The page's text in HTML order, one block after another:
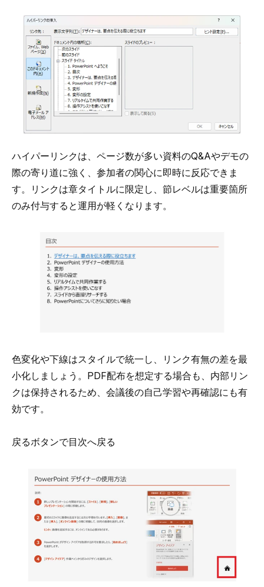
ハイパーリンクは、ページ数が多い資料のQ&Aやデモの
際の寄り道に強く、参加者の関心に即時に反応できま
す。リンクは章タイトルに限定し、節レベルは重要箇所
のみ付与すると運用が軽くなります。
色変化や下線はスタイルで統一し、リンク有無の差を最
小化しましょう。PDF配布を想定する場合も、内部リン
クは保持されるため、会議後の自己学習や再確認にも有
効です。
戻るボタンで目次へ戻る